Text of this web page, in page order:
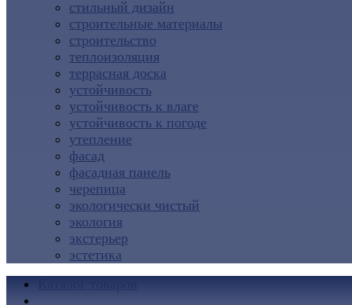
стильный дизайн
строительные материалы
строительство
теплоизоляция
террасная доска
устойчивость
устойчивость к влаге
устойчивость к погоде
утепление
фасад
фасадная панель
черепица
экологически чистый
экология
экстерьер
эстетика